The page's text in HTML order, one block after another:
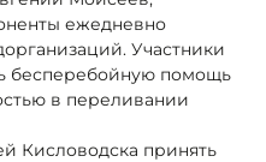
ежедневно
Участники
бесперебойную помощь
в переливании
Кисловодска принять